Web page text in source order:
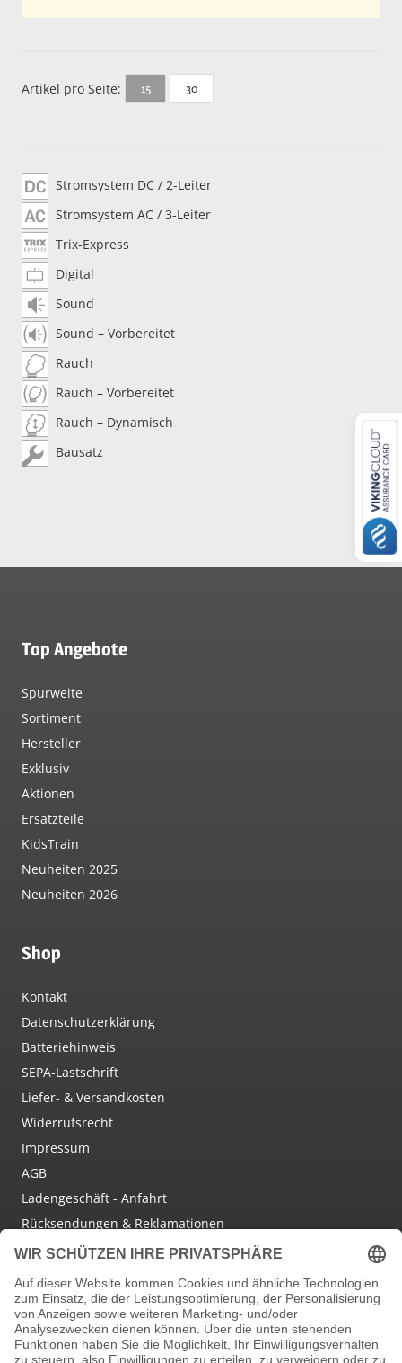
Artikel pro Seite: 15 30
Stromsystem DC / 2-Leiter
Stromsystem AC / 3-Leiter
Trix-Express
Digital
Sound
Sound – Vorbereitet
Rauch
Rauch – Vorbereitet
Rauch – Dynamisch
Bausatz
Top Angebote
Spurweite
Sortiment
Hersteller
Exklusiv
Aktionen
Ersatzteile
KidsTrain
Neuheiten 2025
Neuheiten 2026
Shop
Kontakt
Datenschutzerklärung
Batteriehinweis
SEPA-Lastschrift
Liefer- & Versandkosten
Widerrufsrecht
Impressum
AGB
Ladengeschäft - Anfahrt
Rücksendungen & Reklamationen
Social Media
Facebook
Instagram